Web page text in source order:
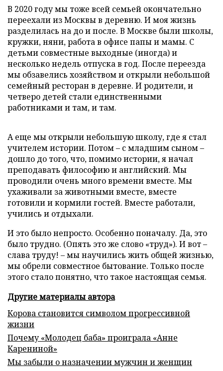
В 2020 году мы тоже всей семьей окончательно
переехали из Москвы в деревню. И моя жизнь
разделилась на до и после. В Москве были школы,
кружки, няни, работа в офисе папы и мамы. С
детьми совместные выходные (иногда) и
несколько недель отпуска в год. После переезда
мы обзавелись хозяйством и открыли небольшой
семейный ресторан в деревне. И родители, и
четверо детей стали единственными
работниками и там, и там.
А еще мы открыли небольшую школу, где я стал
учителем истории. Потом – с младшим сыном –
дошло до того, что, помимо истории, я начал
преподавать философию и английский. Мы
проводили очень много времени вместе. Мы
ухаживали за животными вместе, вместе
готовили и кормили гостей. Вместе работали,
учились и отдыхали.
И это было непросто. Особенно поначалу. Да, это
было трудно. (Опять это же слово «труд»). И вот –
слава труду! – мы научились жить общей жизнью,
мы обрели совместное бытование. Только после
этого стало понятно, что такое настоящая семья.
Другие материалы автора
Корова становится символом прогрессивной
жизни
Почему «Молодец баба» проиграла «Анне
Карениной»
Мы забыли о назначении мужчин и женщин